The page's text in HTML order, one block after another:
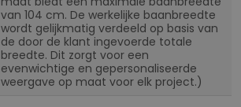
van 104 cm. De werkelijke baanbreedte
wordt gelijkmatig verdeeld op basis van
de door de klant ingevoerde totale
breedte. Dit zorgt voor een
evenwichtige en gepersonaliseerde
weergave op maat voor elk project.)